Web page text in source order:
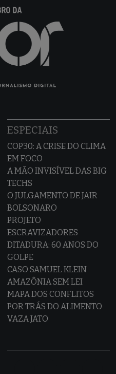
ESPECIAIS
COP30: A CRISE DO CLIMA
EM FOCO
A MÃO INVISÍVEL DAS BIG
TECHS
O JULGAMENTO DE JAIR
BOLSONARO
PROJETO
ESCRAVIZADORES
DITADURA: 60 ANOS DO
GOLPE
CASO SAMUEL KLEIN
AMAZÔNIA SEM LEI
MAPA DOS CONFLITOS
POR TRÁS DO ALIMENTO
VAZA JATO